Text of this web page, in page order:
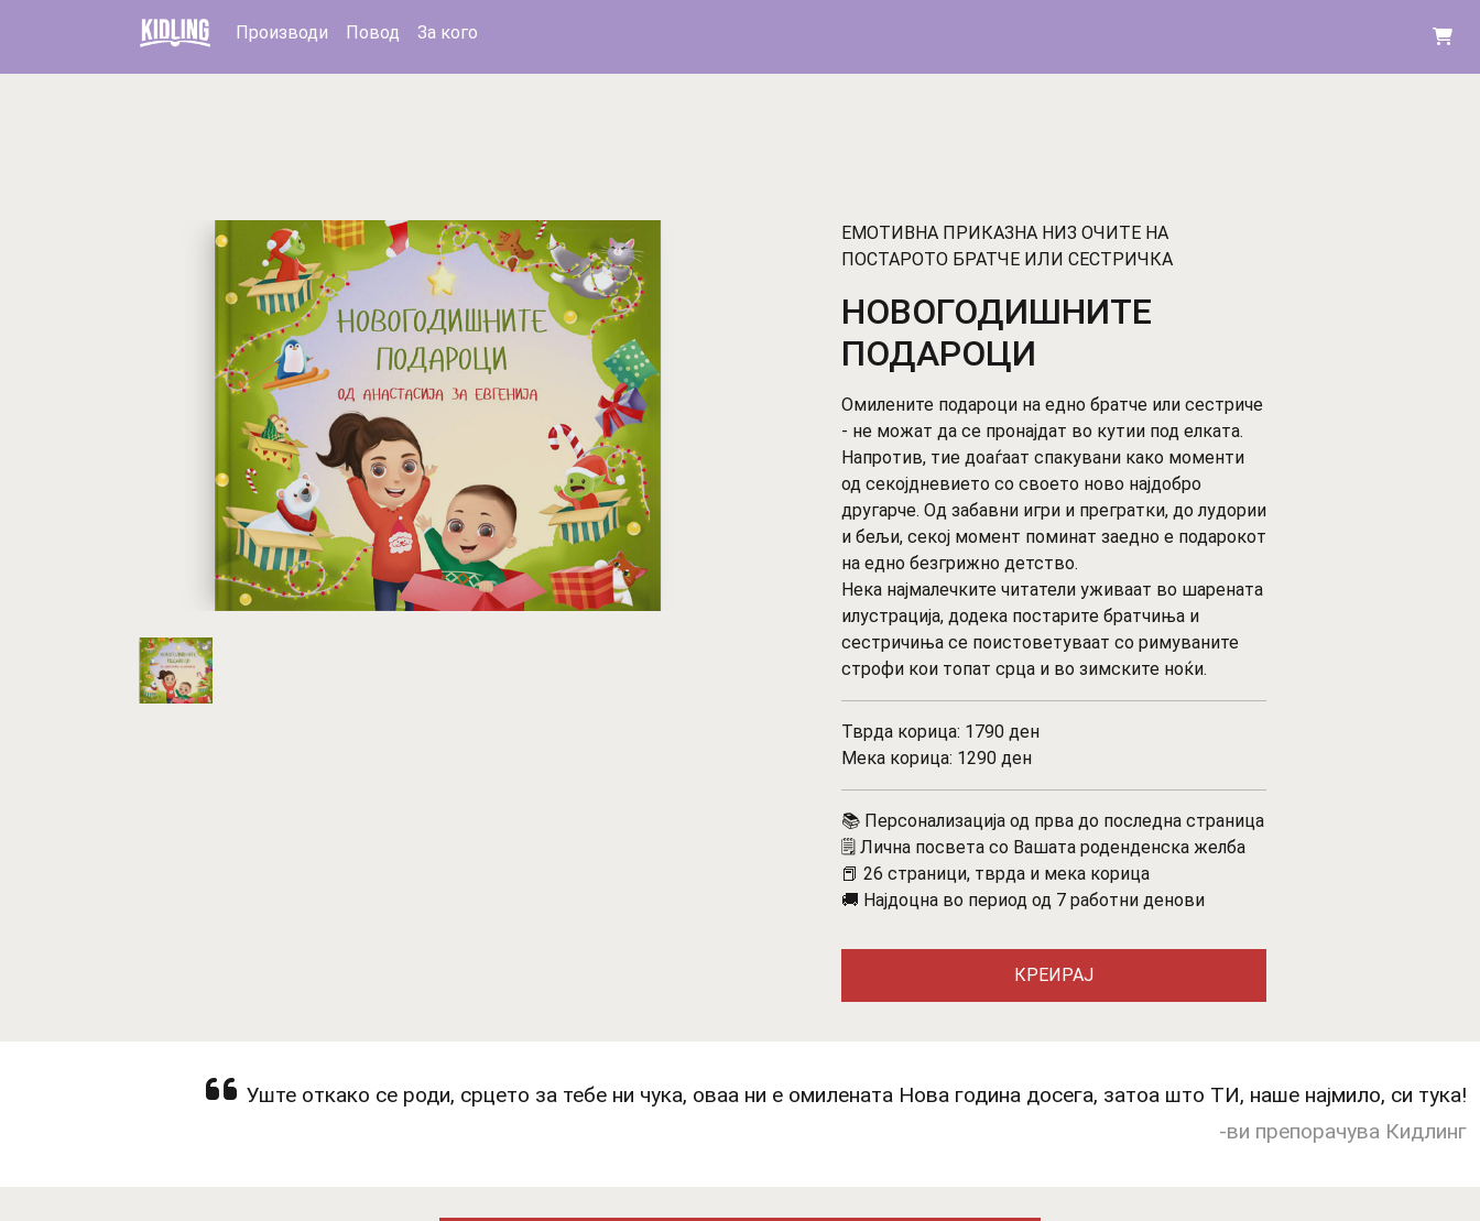
Производи Повод За кого
ЕМОТИВНА ПРИКАЗНА НИЗ ОЧИТЕ НА
ПОСТАРОТО БРАТЧЕ ИЛИ СЕСТРИЧКА
НОВОГОДИШНИТЕ
ПОДАРОЦИ
Омилените подароци на едно братче или сестриче
- не можат да се пронајдат во кутии под елката.
Напротив, тие доаѓаат спакувани како моменти
од секојдневието со своето ново најдобро
другарче. Од забавни игри и прегратки, до лудории
и бељи, секој момент поминат заедно е подарокот
на едно безгрижно детство.
Нека најмалечките читатели уживаат во шарената
илустрација, додека постарите братчиња и
сестричиња се поистоветуваат со римуваните
строфи кои топат срца и во зимските ноќи.
Тврда корица: 1790 ден
Мека корица: 1290 ден
📚 Персонализација од прва до последна страница
🗒️ Лична посвета со Вашата роденденска желба
📕 26 страници, тврда и мека корица
🚚 Најдоцна во период од 7 работни денови
КРЕИРАЈ
Уште откако се роди, срцето за тебе ни чука, оваa ни е омилената Нова година досега, затоа што ТИ, наше најмило, си тука!
-ви препорачува Кидлинг